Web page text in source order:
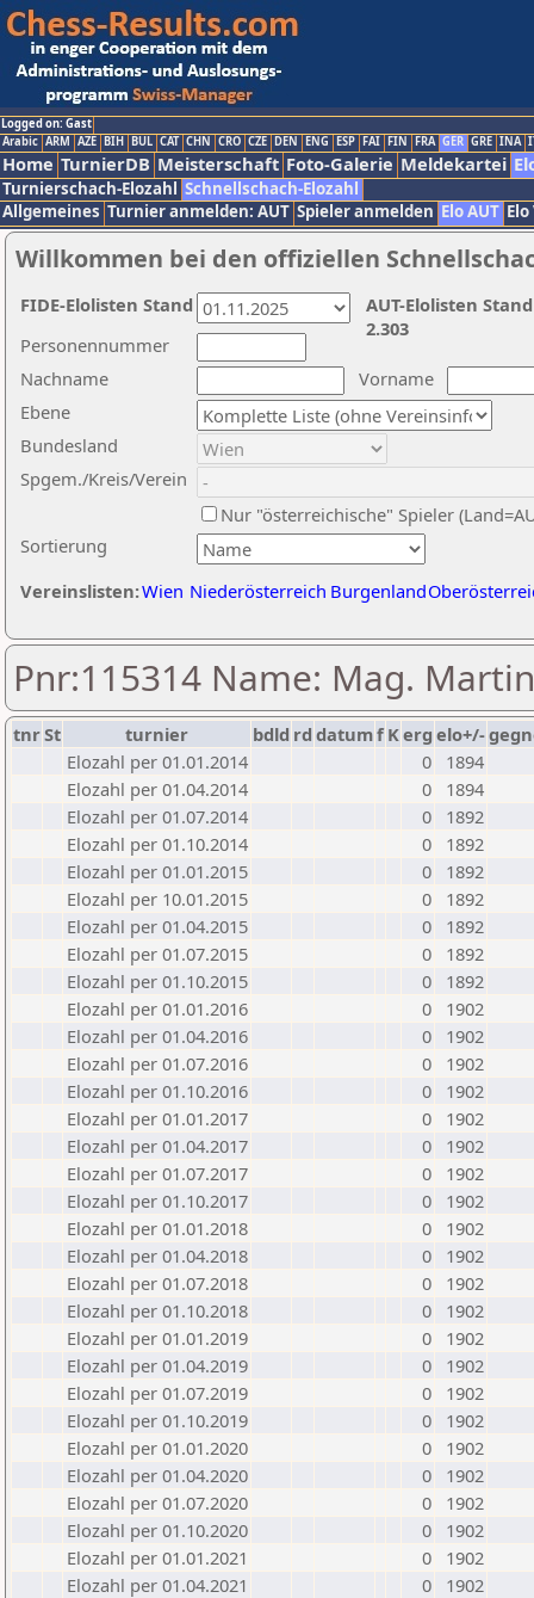
Logged on: Gast
Arabic ARM AZE BIH BUL CAT CHN CRO CZE DEN ENG ESP FAI FIN FRA GER GRE INA
Home TurnierDB Meisterschaft Foto-Galerie Meldekartei
Turnierschach-Elozahl Schnellschach-Elozahl
Allgemeines Turnier anmelden: AUT Spieler anmelden Elo AUT
Willkommen bei den offiziellen
Nachname
Vorname
Ebene
Sortierung
Personennummer
Bundesland
Spgem./Kreis/Verein
Nur "österreichische" Spieler
Vereinslisten:Wien Niederösterreich Burgenland
AUT-Elolisten
2.303
FIDE-Elolisten Stand
Pnr:115314 Name: Mag.
tnrSt turnier bdld rd datumf Kerg elo+/-
Elozahl per 01.01.2014
0
1894
Elozahl per 01.04.2014
0
1894
Elozahl per 01.07.2014
0
1892
Elozahl per 01.10.2014
0
1892
Elozahl per 01.01.2015
0
1892
Elozahl per 10.01.2015
0
1892
Elozahl per 01.04.2015
0
1892
Elozahl per 01.07.2015
0
1892
Elozahl per 01.10.2015
0
1892
Elozahl per 01.01.2016
0
1902
Elozahl per 01.04.2016
0
1902
Elozahl per 01.07.2016
0
1902
Elozahl per 01.10.2016
0
1902
Elozahl per 01.01.2017
0
1902
Elozahl per 01.04.2017
0
1902
Elozahl per 01.07.2017
0
1902
Elozahl per 01.10.2017
0
1902
Elozahl per 01.01.2018
0
1902
Elozahl per 01.04.2018
0
1902
Elozahl per 01.07.2018
0
1902
Elozahl per 01.10.2018
0
1902
Elozahl per 01.01.2019
0
1902
Elozahl per 01.04.2019
0
1902
Elozahl per 01.07.2019
0
1902
Elozahl per 01.10.2019
0
1902
Elozahl per 01.01.2020
0
1902
Elozahl per 01.04.2020
0
1902
Elozahl per 01.07.2020
0
1902
Elozahl per 01.10.2020
0
1902
Elozahl per 01.01.2021
0
1902
Elozahl per 01.04.2021
0
1902